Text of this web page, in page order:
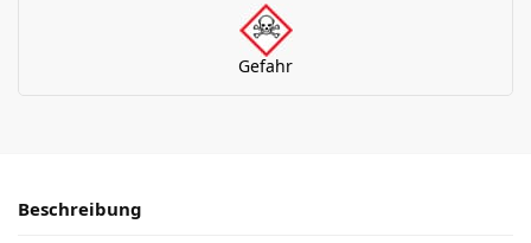
Gefahr
Beschreibung